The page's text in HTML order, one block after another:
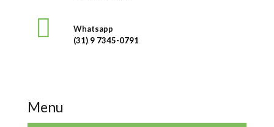
Whatsapp
(31) 9 7345-0791
Menu